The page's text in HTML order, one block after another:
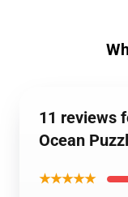
11 reviews
Ocean
★★★★★